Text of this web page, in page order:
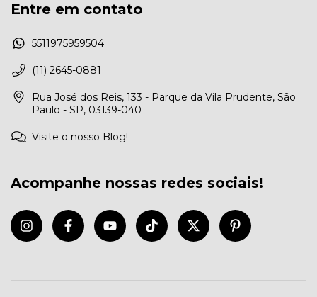
Entre em contato
5511975959504
(11) 2645-0881
Rua José dos Reis, 133 - Parque da Vila Prudente, São
Paulo - SP, 03139-040
Visite o nosso Blog!
Acompanhe nossas redes sociais!